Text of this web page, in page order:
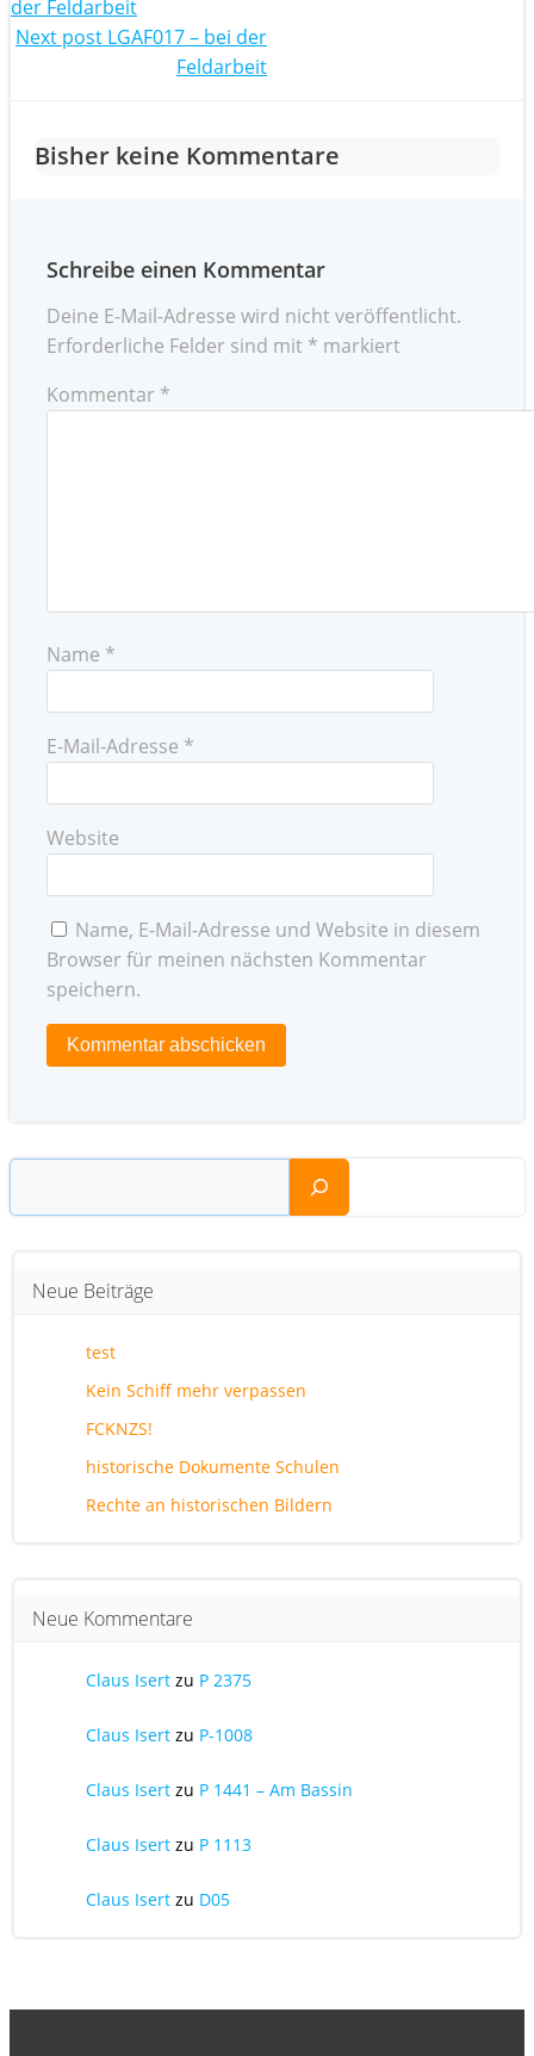
navigation
der Feldarbeit
Post
Next post LGAF017 – bei der
Feldarbeit
Bisher keine Kommentare
Schreibe einen Kommentar
Deine E-Mail-Adresse wird nicht veröffentlicht.
Erforderliche Felder sind mit * markiert
Kommentar *
Name *
E-Mail-Adresse *
Website
Name, E-Mail-Adresse und Website in diesem
Browser für meinen nächsten Kommentar
speichern.
Suchen
Neue Beiträge
test
Kein Schiff mehr verpassen
FCKNZS!
historische Dokumente Schulen
Rechte an historischen Bildern
Neue Kommentare
Claus Isert zu P 2375
Claus Isert zu P-1008
Claus Isert zu P 1441 – Am Bassin
Claus Isert zu P 1113
Claus Isert zu D05